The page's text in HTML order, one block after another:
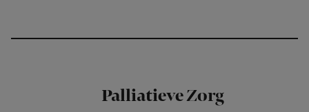
Palliatieve Zorg